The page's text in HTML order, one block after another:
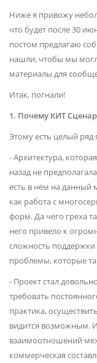
Ниже я привожу
что будет после 30
постом предлагаю
нашли, чтобы мы
материалы для
Итак, погнали!
1. Почему КИТ
Этому есть целый
- Архитектура,
назад не
есть в нём на данный
как работа с
форм. Да чего греха
него привело к
сложность поддержки
проблемы, которые
- Проект стал
требовать
практика,
видится возможным.
взаимоотношений
коммерческая